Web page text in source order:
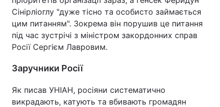
Сінірліоглу "дуже тісно та особисто займається
цим питанням". Зокрема він порушив це питання
під час зустрічі з міністром закордонних справ
Росії Сергієм Лавровим.
Заручники Росії
Як писав УНІАН, росіяни систематично
викрадають, катують та вбивають громадян